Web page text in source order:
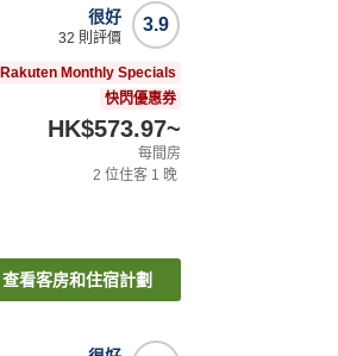
3.9
很好
32 則評價
Rakuten Monthly Specials
快閃優惠券
HK$573.97~
每間房
2 位住客 1 晚
查看客房和住宿計劃